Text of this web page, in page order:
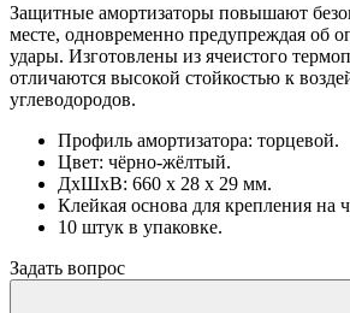
Защитные амортизаторы повышают
месте, одновременно предупреждая об
удары. Изготовлены из ячеистого
отличаются высокой стойкостью к
углеводородов.
Профиль амортизатора: торцевой.
Цвет: чёрно-жёлтый.
ДхШхВ: 660 х 28 х 29 мм.
Клейкая основа для крепления на
10 штук в упаковке.
Задать вопрос